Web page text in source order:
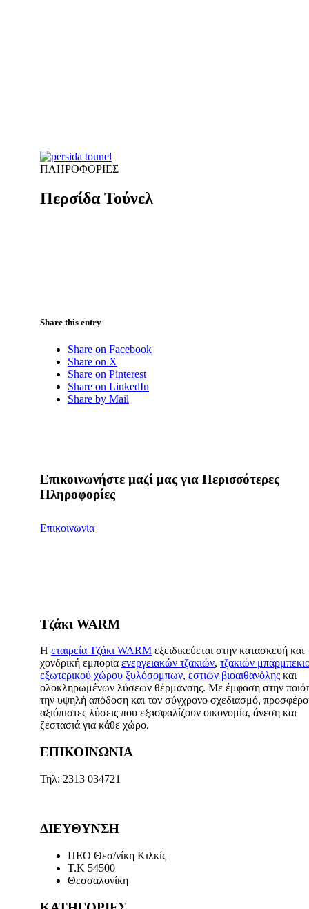
ΠΛΗΡΟΦΟΡΙΕΣ
Περσίδα Τούνελ
Share this entry
Share on Facebook
Share on X
Share on Pinterest
Share on LinkedIn
Share by Mail
Επικοινωνήστε μαζί μας για Περισσότερες
Πληροφορίες
Επικοινωνία
Τζάκι WARM
Η εταιρεία Τζάκι WARM εξειδικεύεται στην κατασκευή και
χονδρική εμπορία ενεργειακών τζακιών, τζακιών
εξωτερικού χώρου ξυλόσομπων, εστιών βιοαιθανόλης και
ολοκληρωμένων λύσεων θέρμανσης. Με έμφαση στην
την υψηλή απόδοση και τον σύγχρονο σχεδιασμό,
αξιόπιστες λύσεις που εξασφαλίζουν οικονομία, άνεση και
ζεστασιά για κάθε χώρο.
ΕΠΙΚΟΙΝΩΝΙΑ
Τηλ: 2313 034721
ΔΙΕΥΘΥΝΣΗ
ΠΕΟ Θεσ/νίκη Κιλκίς
Τ.Κ 54500
Θεσσαλονίκη